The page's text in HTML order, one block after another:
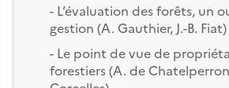
- L’évaluation des forêts, un
gestion (A. Gauthier, J.-B. Fiat)
- Le point de vue de
forestiers (A. de